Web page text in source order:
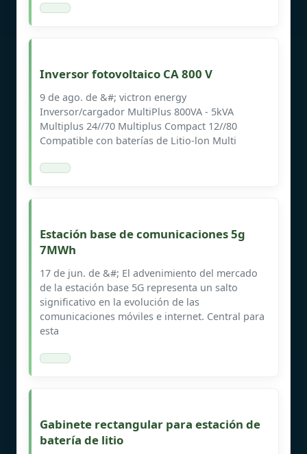
Inversor fotovoltaico CA 800 V
9 de ago. de &#; victron energy
Inversor/cargador MultiPlus 800VA - 5kVA
Multiplus 24//70 Multiplus Compact 12//80
Compatible con baterías de Litio-lon Multi
Estación base de comunicaciones 5g
7MWh
17 de jun. de &#; El advenimiento del mercado
de la estación base 5G representa un salto
significativo en la evolución de las
comunicaciones móviles e internet. Central para
esta
Gabinete rectangular para estación de
batería de litio